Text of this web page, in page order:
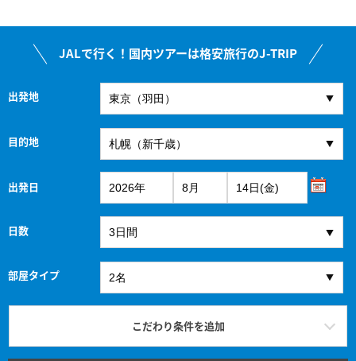
JALで行く！国内ツアーは格安旅行のJ-TRIP
出発地
目的地
出発日
日数
部屋タイプ
こだわり条件を追加